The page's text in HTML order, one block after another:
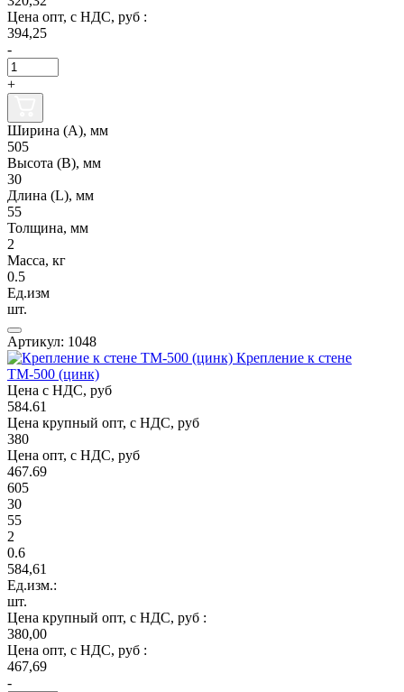
Цена опт, с НДС, руб :
394,25
-
+
Ширина (А), мм
505
Высота (В), мм
30
Длина (L), мм
55
Толщина, мм
2
Масса, кг
0.5
Ед.изм
шт.
Артикул: 1048
Крепление к стене
ТМ-500 (цинк)
Цена с НДС, руб
584.61
Цена крупный опт, с НДС, руб
380
Цена опт, с НДС, руб
467.69
605
30
55
2
0.6
584,61
Ед.изм.:
шт.
Цена крупный опт, с НДС, руб :
380,00
Цена опт, с НДС, руб :
467,69
-